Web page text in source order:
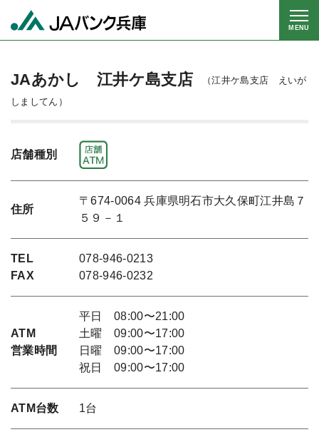
MENU
JAあかし 江井ケ島支店
（江井ケ島支店 えいが
しましてん）
店舗種別
住所
〒674-0064 兵庫県明石市大久保町江井島７
５９－１
TEL
FAX
078-946-0213
078-946-0232
ATM
営業時間
平日 08:00〜21:00
土曜 09:00〜17:00
日曜 09:00〜17:00
祝日 09:00〜17:00
ATM台数 1台